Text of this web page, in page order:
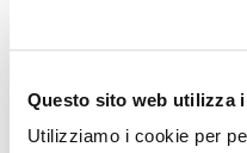
Questo sito web utilizza
Utilizziamo i cookie per
GranTerre e